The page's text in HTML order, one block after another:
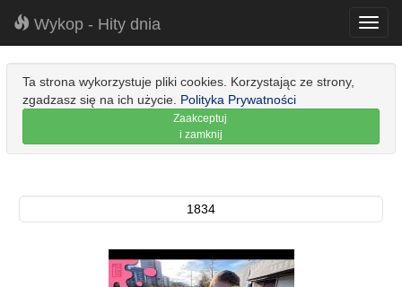
Wykop - Hity dnia
Ta strona wykorzystuje pliki cookies. Korzystając ze strony,
zgadzasz się na ich użycie. Polityka Prywatności
Zaakceptuj
i zamknij
1834